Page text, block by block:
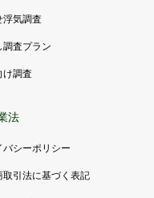
浮気調査
調査プラン
け調査
法
バシーポリシー
取引法に基づく表記